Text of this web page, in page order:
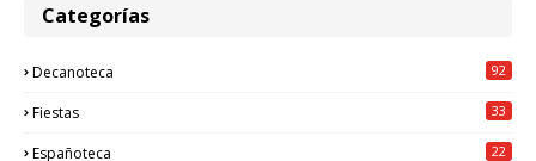
Categorías
Decanoteca 92
Fiestas 33
Españoteca 22